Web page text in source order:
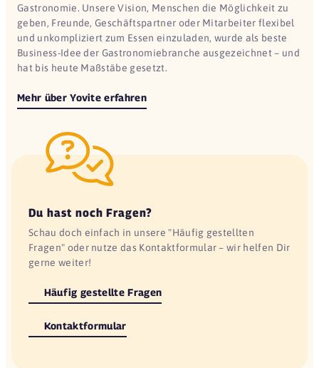
Gastronomie. Unsere Vision, Menschen die Möglichkeit zu
geben, Freunde, Geschäftspartner oder Mitarbeiter flexibel
und unkompliziert zum Essen einzuladen, wurde als beste
Business-Idee der Gastronomiebranche ausgezeichnet – und
hat bis heute Maßstäbe gesetzt.
Mehr über Yovite erfahren
Du hast noch Fragen?
Schau doch einfach in unsere "Häufig gestellten
Fragen" oder nutze das Kontaktformular – wir helfen Dir
gerne weiter!
Häufig gestellte Fragen
Kontaktformular